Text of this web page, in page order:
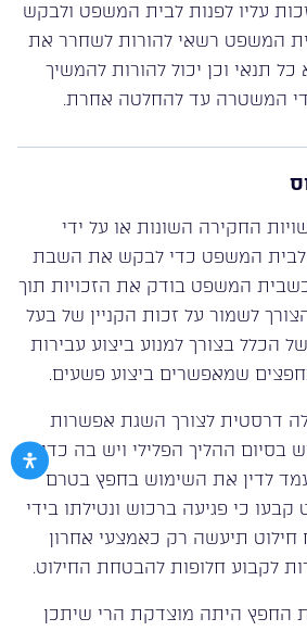
עליו לפנות לבית המשפט ולבקש
המשפט רשאי להורות לשחרר את
תנאי וכן יכול להורות להמשיך
המשטרה עד להחלטה אחרת.
החקירה השונות או על ידי
לבית המשפט כדי לבקש את השבת
המשפט בודק את הזכויות תוך
לשמור על זכות הקניין של בעל
הכלל בצורך למנוע ביצוע עבירות
שמאפשרים ביצוע פשעים.
דרסטית לצורך השגת אפשרות
בסיום ההליך הפלילי ויש בה כדי
לדין את השימוש בחפץ בטרם
כי פגיעה ברכוש ונטילתו בידי
חילוט תיעשה רק כאמצעי אחרון
לקבוע חלופות להבטחת החילוט.
החפץ היתה מוצדקת הרי שיתכן